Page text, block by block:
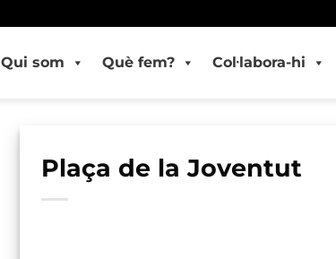
Qui som Què fem? Col·labora-hi
Plaça de la Joventut